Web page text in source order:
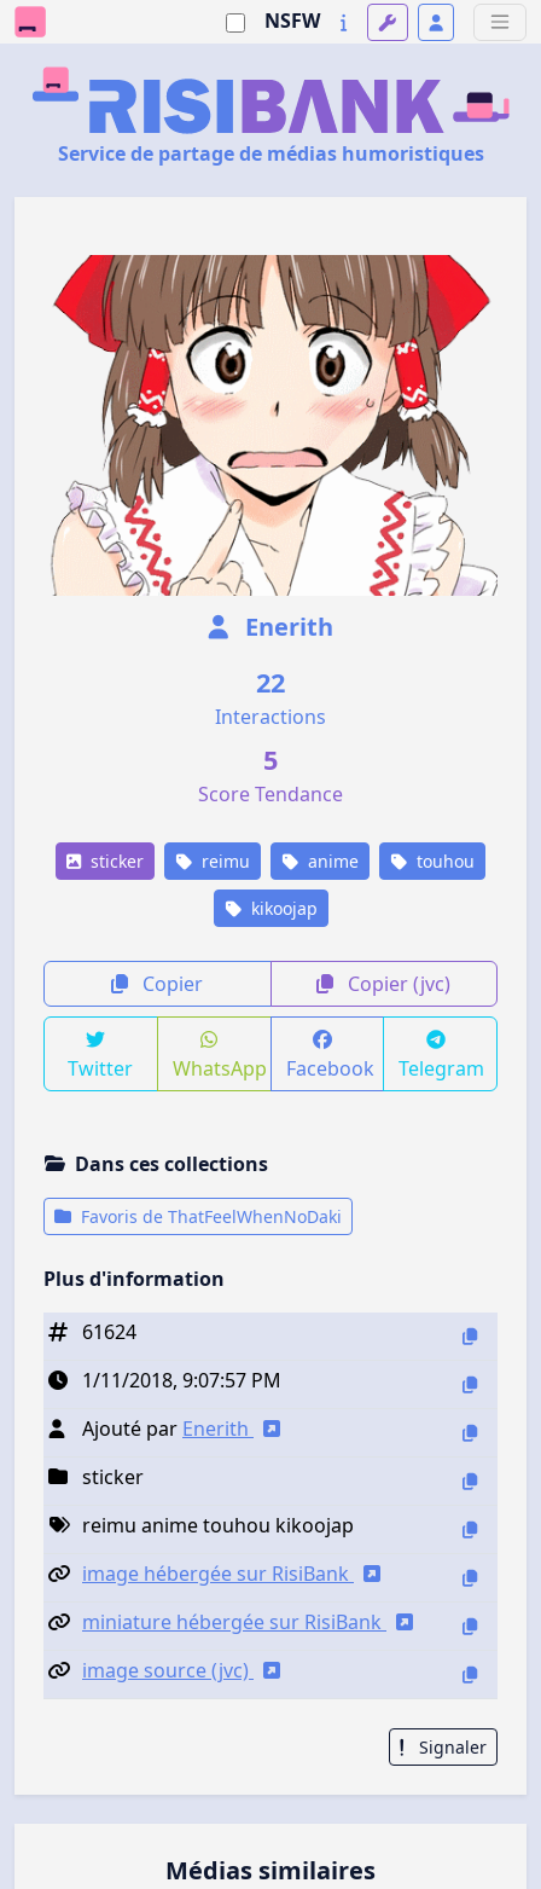
NSFW
Service de partage de médias humoristiques
Enerith
22
Interactions
5
Score Tendance
sticker reimu anime touhou
kikoojap
Copier Copier (jvc)
Twitter WhatsApp Facebook Telegram
Dans ces collections
Favoris de ThatFeelWhenNoDaki
Plus d'information
61624
1/11/2018, 9:07:57 PM
Ajouté par Enerith
sticker
reimu anime touhou kikoojap
image hébergée sur RisiBank
miniature hébergée sur RisiBank
image source (jvc)
Signaler
Médias similaires